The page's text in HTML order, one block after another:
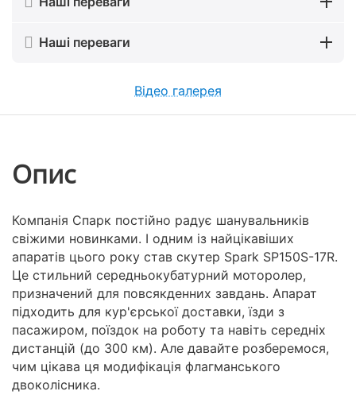
Наші переваги
Відео галерея
Опис
Компанія Спарк постійно радує шанувальників
свіжими новинками. І одним із найцікавіших
апаратів цього року став скутер Spark SP150S-17R.
Це стильний середньокубатурний моторолер,
призначений для повсякденних завдань. Апарат
підходить для кур'єрської доставки, їзди з
пасажиром, поїздок на роботу та навіть середніх
дистанцій (до 300 км). Але давайте розберемося,
чим цікава ця модифікація флагманського
двоколісника.